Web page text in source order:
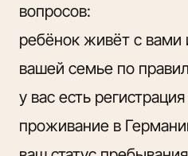
вопросов:
ребёнок живёт с вами
вашей семье по
у вас есть
проживание в